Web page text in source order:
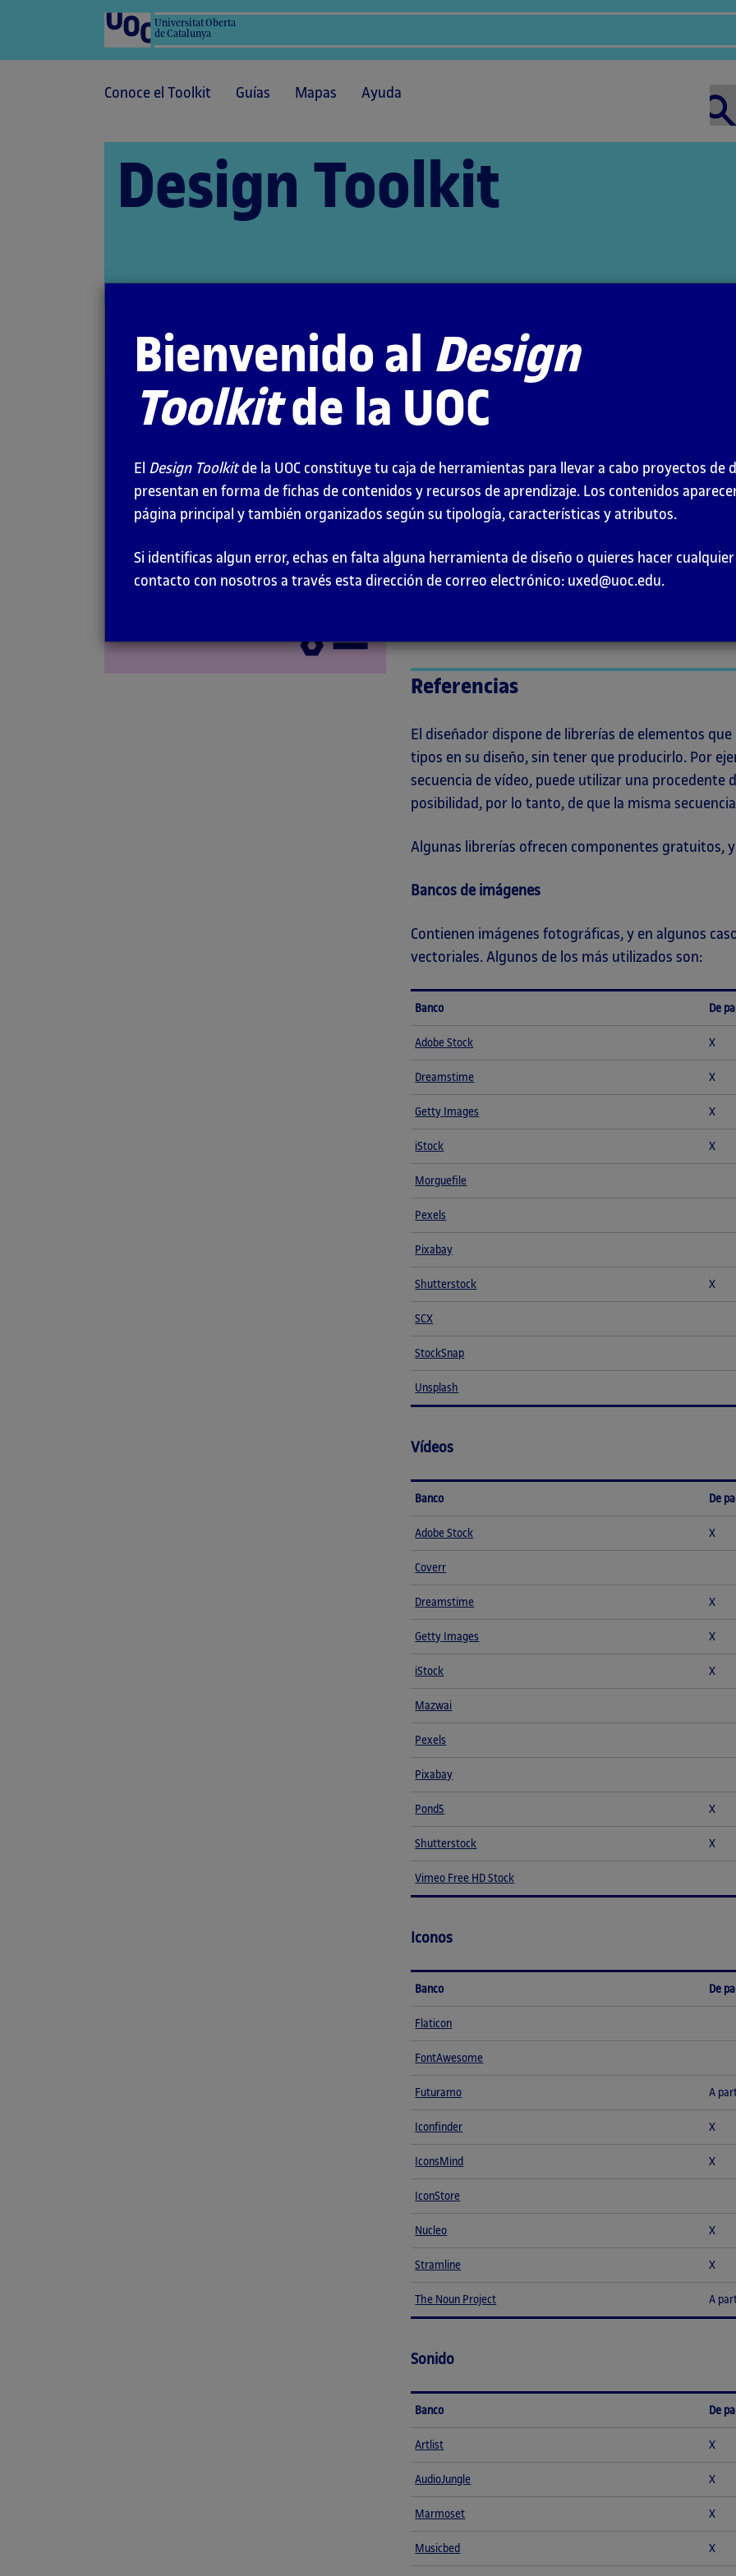
Universitat Oberta
de Catalunya
Conoce el Toolkit Guías Mapas Ayuda
Design Toolkit
Inicio Recursos Herramientas
Librerías de
RECURSOS
Introducción
tarea de los diseñadores visuales.
Estos componentes pueden ser de diferentes
Referencias
El diseñador dispone de librerías de elementos
tipos en su diseño, sin tener que producirlo. Por
secuencia de vídeo, puede utilizar una procedente
posibilidad, por lo tanto, de que la misma
Algunas librerías ofrecen componentes gratuitos,
Bancos de imágenes
Contienen imágenes fotográficas, y en algunos
vectoriales. Algunos de los más utilizados son:
Banco De
Adobe Stock X
Dreamstime X
Getty Images X
iStock X
Morguefile
Pexels
Pixabay
Shutterstock X
SCX
StockSnap
Unsplash
Vídeos
Banco De
Adobe Stock X
Coverr
Dreamstime X
Getty Images X
iStock X
Mazwai
Pexels
Pixabay
Pond5 X
Shutterstock X
Vimeo Free HD Stock
Iconos
Banco De
Flaticon
FontAwesome
Futuramo A
Iconfinder X
IconsMind X
IconStore
Nucleo X
Stramline X
The Noun Project A
Sonido
Banco De
Artlist X
AudioJungle X
Marmoset X
Musicbed X
Bienvenido al Design
Toolkitde la UOC
El Design Toolkitde la UOC constituye tu caja de herramientas para llevar a cabo proyectos de
presentan en forma de fichas de contenidos y recursos de aprendizaje. Los contenidos
página principal y también organizados según su tipología, características y atributos.
Si identificas algun error, echas en falta alguna herramienta de diseño o quieres hacer
contacto con nosotros a través esta dirección de correo electrónico: uxed@uoc.edu.